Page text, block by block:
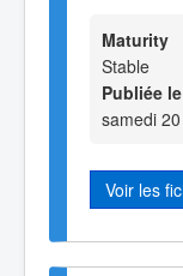
Maturity
Stable
Publiée le
samedi
Voir les